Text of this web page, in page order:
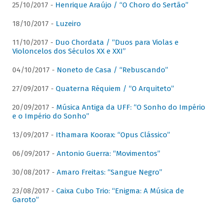
25/10/2017 - Henrique Araújo / “O Choro do Sertão”
18/10/2017 - Luzeiro
11/10/2017 - Duo Chordata / “Duos para Violas e
Violoncelos dos Séculos XX e XXI”
04/10/2017 - Noneto de Casa / “Rebuscando”
27/09/2017 - Quaterna Réquiem / “O Arquiteto”
20/09/2017 - Música Antiga da UFF: “O Sonho do Império
e o Império do Sonho”
13/09/2017 - Ithamara Koorax: “Opus Clássico”
06/09/2017 - Antonio Guerra: “Movimentos”
30/08/2017 - Amaro Freitas: “Sangue Negro”
23/08/2017 - Caixa Cubo Trio: “Enigma: A Música de
Garoto”